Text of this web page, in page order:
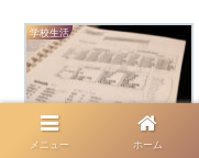
学校生活
メニュー ホーム